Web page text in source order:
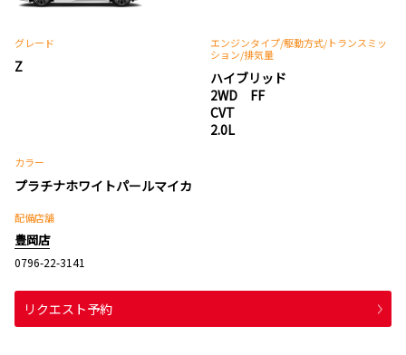
グレード
Z
エンジンタイプ/駆動方式/トランスミッ
ション/排気量
ハイブリッド
2WD FF
CVT
2.0L
カラー
プラチナホワイトパールマイカ
配備店舗
豊岡店
0796-22-3141
リクエスト予約